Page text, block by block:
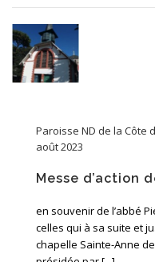
Paroisse ND de la Côte
août 2023
Messe d’action
en souvenir de l’abbé
celles qui à sa suite et
chapelle Sainte-Anne